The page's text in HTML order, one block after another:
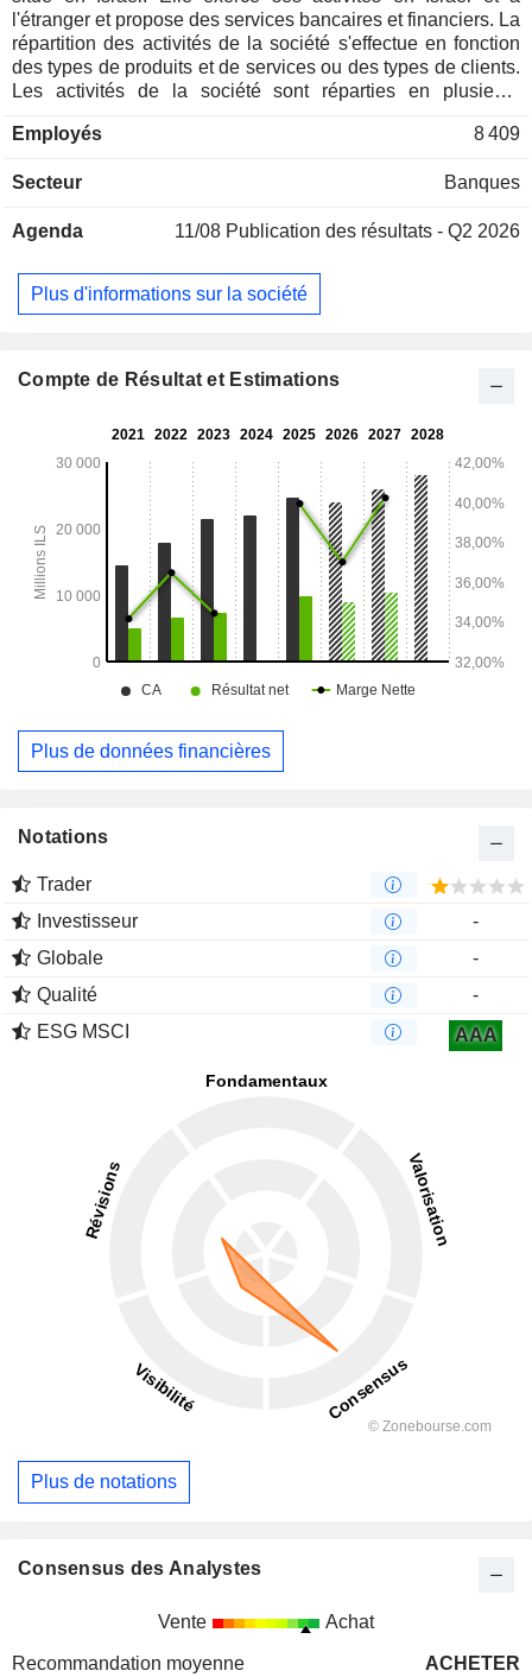
l'étranger et propose des services bancaires et financiers. La
répartition des activités de la société s'effectue en fonction
des types de produits et de services ou des types de clients.
Les activités de la société sont réparties en plusieurs
entreprises, Entreprises de taille moyenne, Grandes
Autres et Segment des activités internationales.
Employés 8 409
Secteur Banques
Agenda 11/08 Publication des résultats - Q2 2026
Plus d'informations sur la société
Compte de Résultat et Estimations
Plus de données financières
Notations
Trader
Investisseur
-
Globale
-
Qualité
-
ESG MSCI
AAA
Plus de notations
Consensus des Analystes
Vente Achat
Recommandation moyenne
ACHETER